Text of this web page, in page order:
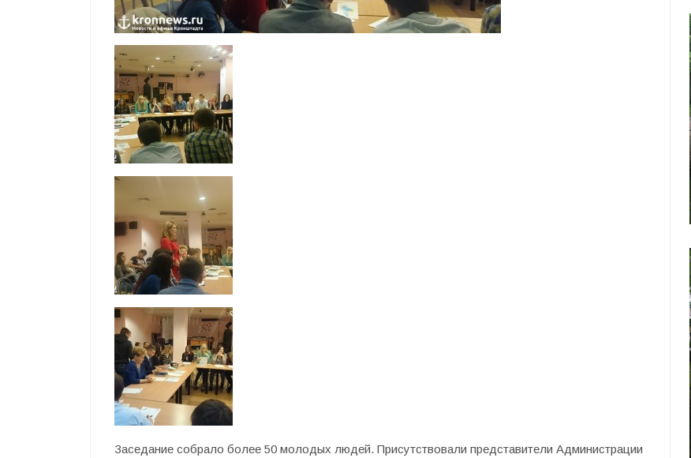
Заседание собрало более 50 молодых людей. Присутствовали представители Администрации